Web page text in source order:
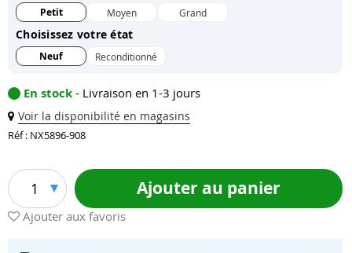
Petit Moyen Grand
Choisissez votre état
Neuf Reconditionné
En stock - Livraison en 1-3 jours
Voir la disponibilité en magasins
Réf : NX5896-908
1 Ajouter au panier
Ajouter aux favoris